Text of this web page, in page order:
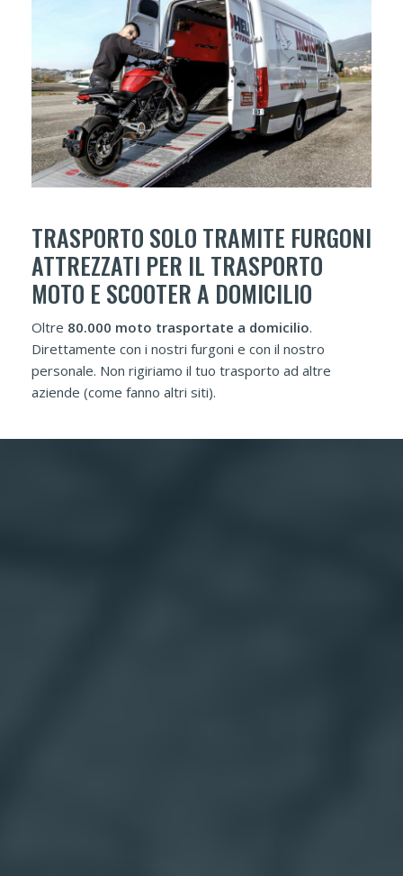
TRASPORTO SOLO TRAMITE FURGONI
ATTREZZATI PER IL TRASPORTO
MOTO E SCOOTER A DOMICILIO
Oltre 80.000 moto trasportate a domicilio.
Direttamente con i nostri furgoni e con il nostro
personale. Non rigiriamo il tuo trasporto ad altre
aziende (come fanno altri siti).